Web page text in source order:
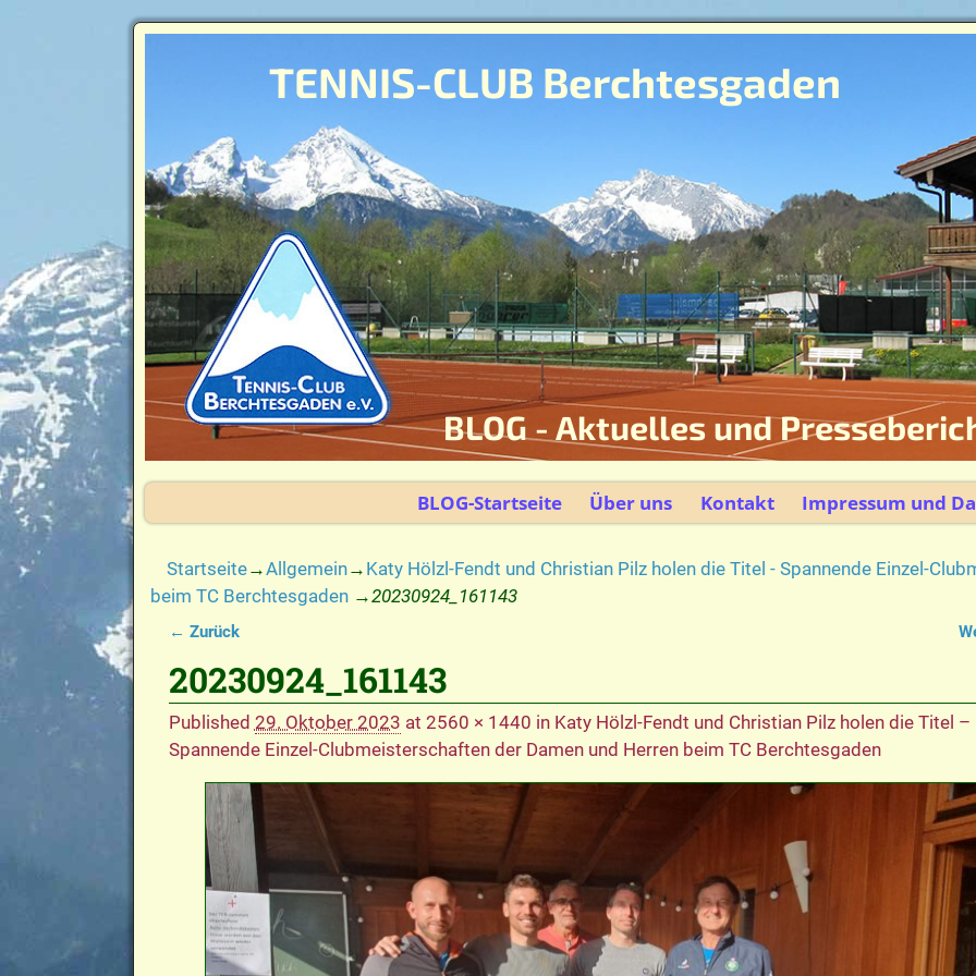
TENNIS-CLUB Berchtesgaden
BLOG - Aktuelles und
BLOG-Startseite Über uns Kontakt Impressum und
Startseite→Allgemein→ Katy Hölzl-Fendt und Christian Pilz holen die Titel - Spannende Einzel-
beim TC Berchtesgaden →20230924_161143
← Zurück
20230924_161143
Published 29. Oktober 2023 at 2560 × 1440 in Katy Hölzl-Fendt und Christian Pilz holen die Titel –
Spannende Einzel-Clubmeisterschaften der Damen und Herren beim TC Berchtesgaden